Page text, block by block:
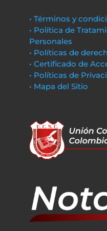
• Términos y
• Política de
Personales
• Políticas de
• Certificado de
• Políticas de
• Mapa del Sitio